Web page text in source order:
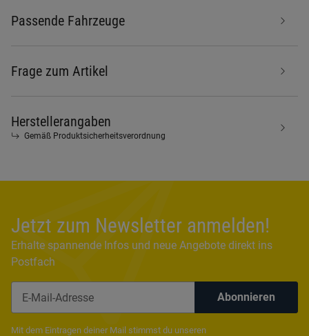
Passende Fahrzeuge
Frage zum Artikel
Herstellerangaben
Gemäß Produktsicherheitsverordnung
Jetzt zum Newsletter anmelden!
Erhalte spannende Infos und neue Angebote direkt ins
Postfach
Abonnieren
Mit dem Eintragen deiner Mail stimmst du unseren